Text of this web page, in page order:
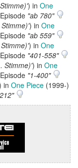
) in One
"ab 780"
) in One
"ab 559"
) in One
"401-558"
Stimme)') in One
"1-400"
in One Piece (1999-)